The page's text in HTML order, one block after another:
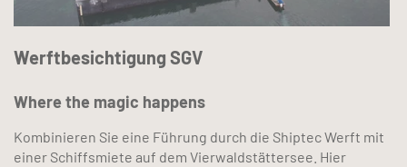
Werftbesichtigung SGV
Where the magic happens
Kombinieren Sie eine Führung durch die Shiptec Werft mit
einer Schiffsmiete auf dem Vierwaldstättersee. Hier